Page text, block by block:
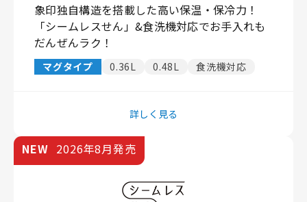
象印独自構造を搭載した高い保温・保冷力！
「シームレスせん」&食洗機対応でお手入れも
だんぜんラク！
マグタイプ 0.36L 0.48L 食洗機対応
詳しく見る
NEW 2026年8月発売